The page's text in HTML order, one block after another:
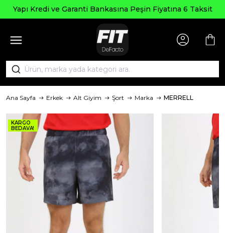
Yapı Kredi ve Garanti Bankasına Peşin Fiyatına 6 Taksit
Ana Sayfa Erkek Alt Giyim Şort Marka MERRELL
KARGO
BEDAVA!